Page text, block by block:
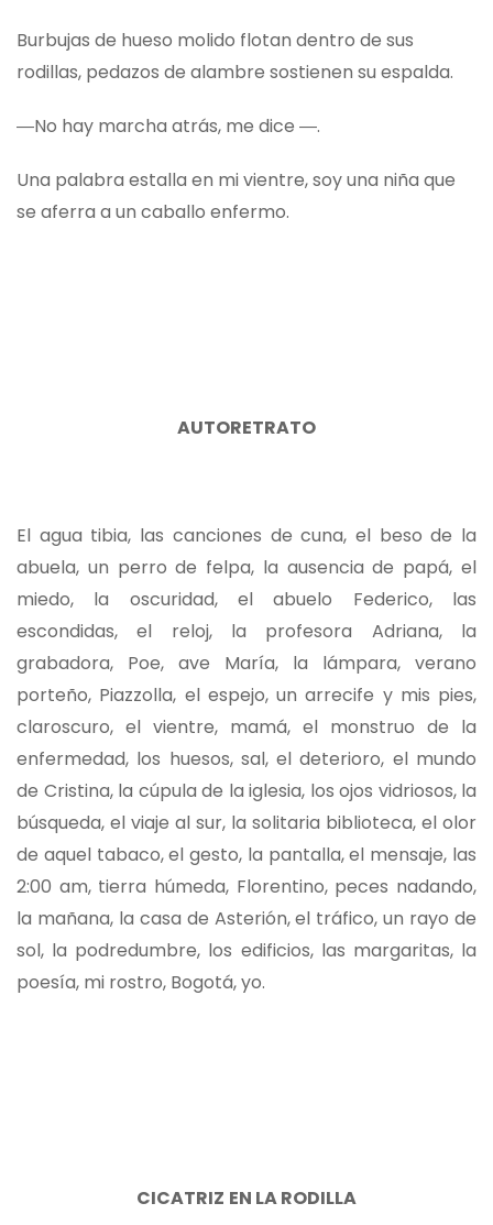
Burbujas de hueso molido flotan dentro de sus
rodillas, pedazos de alambre sostienen su espalda.
―No hay marcha atrás, me dice ―.
Una palabra estalla en mi vientre, soy una niña que
se aferra a un caballo enfermo.
AUTORETRATO
El agua tibia, las canciones de cuna, el beso de la
abuela, un perro de felpa, la ausencia de papá, el
miedo, la oscuridad, el abuelo Federico, las
escondidas, el reloj, la profesora Adriana, la
grabadora, Poe, ave María, la lámpara, verano
porteño, Piazzolla, el espejo, un arrecife y mis pies,
claroscuro, el vientre, mamá, el monstruo de la
enfermedad, los huesos, sal, el deterioro, el mundo
de Cristina, la cúpula de la iglesia, los ojos vidriosos, la
búsqueda, el viaje al sur, la solitaria biblioteca, el olor
de aquel tabaco, el gesto, la pantalla, el mensaje, las
2:00 am, tierra húmeda, Florentino, peces nadando,
la mañana, la casa de Asterión, el tráfico, un rayo de
sol, la podredumbre, los edificios, las margaritas, la
poesía, mi rostro, Bogotá, yo.
CICATRIZ EN LARODILLA